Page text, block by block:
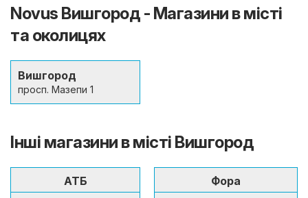
Novus Вишгород - Магазини в місті
та околицях
Вишгород
просп. Мазепи 1
Інші магазини в місті Вишгород
АТБ
Фора